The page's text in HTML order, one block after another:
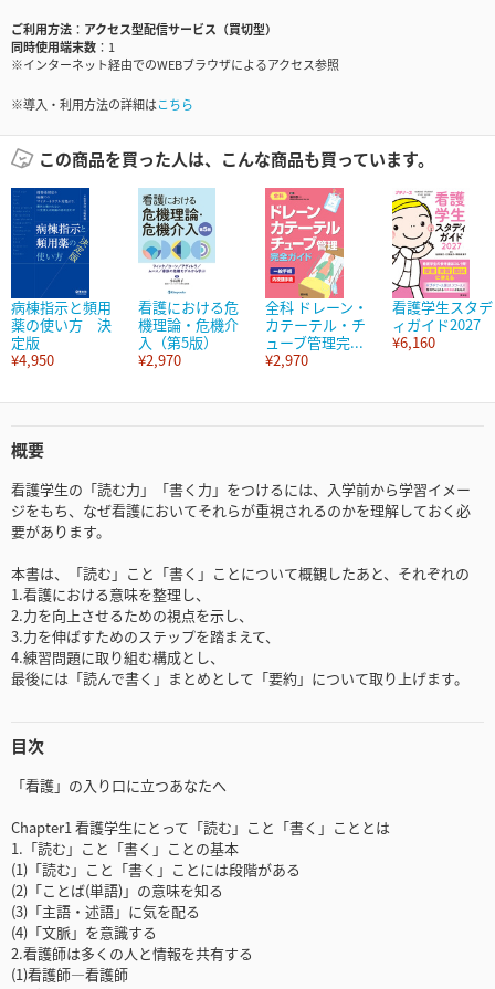
ご利用方法
アクセス型配信サービス（買切型）
同時使用端末数
1
※インターネット経由でのWEBブラウザによるアクセス参照
※導入・利用方法の詳細はこちら
この商品を買った人は、こんな商品も買っています。
病棟指示と頻用
薬の使い方 決
定版
¥4,950
看護における危
機理論・危機介
入（第5版）
¥2,970
全科 ドレーン・
カテーテル・チ
ューブ管理完...
¥2,970
看護学生スタデ
ィガイド2027
¥6,160
概要
看護学生の「読む力」「書く力」をつけるには、入学前から学習イメー
ジをもち、なぜ看護においてそれらが重視されるのかを理解しておく必
要があります。
本書は、「読む」こと「書く」ことについて概観したあと、それぞれの
1.看護における意味を整理し、
2.力を向上させるための視点を示し、
3.力を伸ばすためのステップを踏まえて、
4.練習問題に取り組む構成とし、
最後には「読んで書く」まとめとして「要約」について取り上げます。
目次
「看護」の入り口に立つあなたへ
Chapter1 看護学生にとって「読む」こと「書く」こととは
1.「読む」こと「書く」ことの基本
(1)「読む」こと「書く」ことには段階がある
(2)「ことば(単語)」の意味を知る
(3)「主語・述語」に気を配る
(4)「文脈」を意識する
2.看護師は多くの人と情報を共有する
(1)看護師―看護師